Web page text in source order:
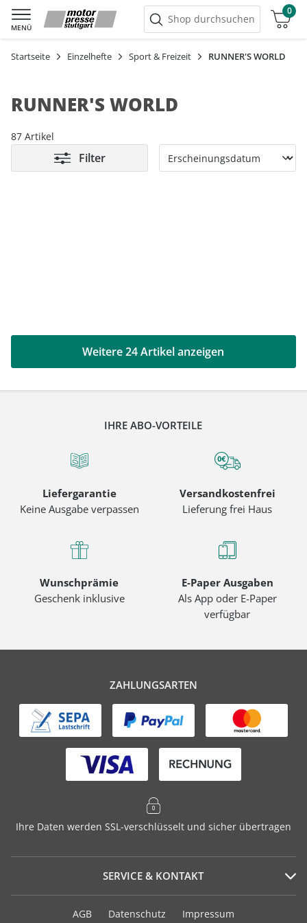
MENÜ
Shop durchsuchen
0
Warenkorb
Startseite Einzelhefte Sport & Freizeit RUNNER'S WORLD
RUNNER'S WORLD
87 Artikel
Filter
Weitere 24 Artikel anzeigen
IHRE ABO-VORTEILE
Liefergarantie
Keine Ausgabe verpassen
Versandkostenfrei
Lieferung frei Haus
Wunschprämie
Geschenk inklusive
E-Paper Ausgaben
Als App oder E-Paper
verfügbar
ZAHLUNGSARTEN
Ihre Daten werden SSL-verschlüsselt und sicher übertragen
SERVICE & KONTAKT
Serviceportal
AGB Datenschutz Impressum